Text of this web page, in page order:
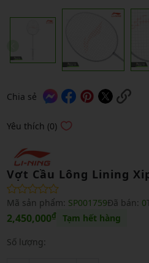
Chia sẻ
Yêu thích (0)
Vợt Cầu Lông Lining
Mã sản phẩm: SP001759Đã bán: 0
2,450,000₫ Tạm hết hàng
Số lượng: